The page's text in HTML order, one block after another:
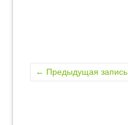
← Предыдущая запись